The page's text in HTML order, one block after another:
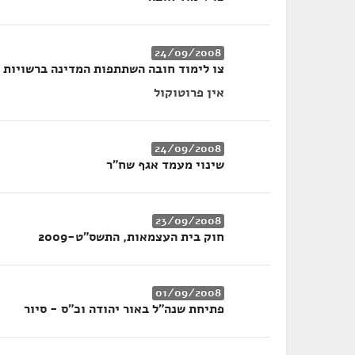
24/09/2008
צו לימוד חובה השתתפות המדינה ברשויות
אין פרוטוקול
24/09/2008
שינוי מעמד אגף שח"ר
23/09/2008
חוק בית העצמאות, התשס"ט-2009
01/09/2008
פתיחת שנה"ל באור יהודה וכ"ס - סיור